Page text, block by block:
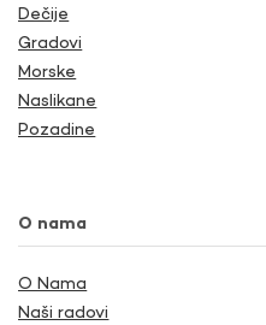
Dečije
Gradovi
Morske
Naslikane
Pozadine
O nama
O Nama
Naši radovi